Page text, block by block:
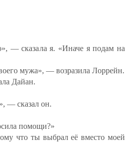
— сказала я. «Иначе я подам на
мужа», — возразила Лоррейн.
Дайан.
— сказал он.
помощи?»
что ты выбрал её вместо моей